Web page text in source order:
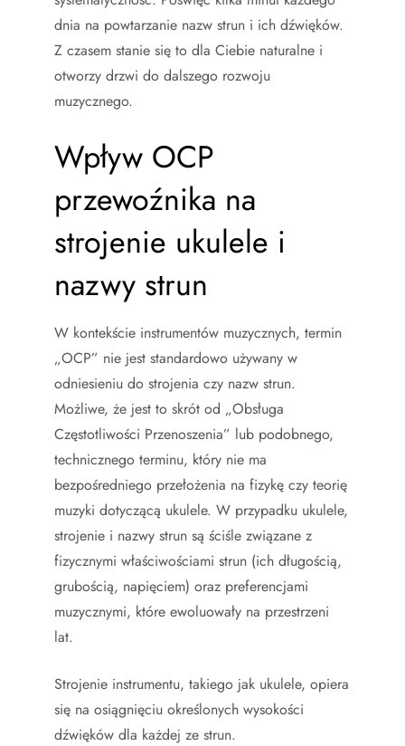
dnia na powtarzanie nazw strun i ich dźwięków.
Z czasem stanie się to dla Ciebie naturalne i
otworzy drzwi do dalszego rozwoju
muzycznego.
Wpływ OCP
przewoźnika na
strojenie ukulele i
nazwy strun
W kontekście instrumentów muzycznych, termin
„OCP” nie jest standardowo używany w
odniesieniu do strojenia czy nazw strun.
Możliwe, że jest to skrót od „Obsługa
Częstotliwości Przenoszenia” lub podobnego,
technicznego terminu, który nie ma
bezpośredniego przełożenia na fizykę czy teorię
muzyki dotyczącą ukulele. W przypadku ukulele,
strojenie i nazwy strun są ściśle związane z
fizycznymi właściwościami strun (ich długością,
grubością, napięciem) oraz preferencjami
muzycznymi, które ewoluowały na przestrzeni
lat.
Strojenie instrumentu, takiego jak ukulele, opiera
się na osiągnięciu określonych wysokości
dźwięków dla każdej ze strun.